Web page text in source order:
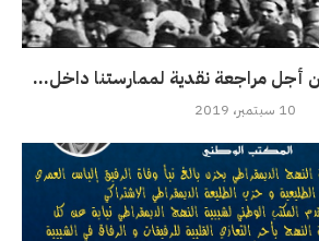
أجل مراجعة نقدية لممارستنا داخل...
10 سبتمبر، 2019